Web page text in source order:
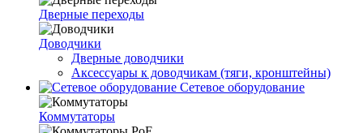
Дверные переходы
Доводчики
Дверные доводчики
Аксессуары к доводчикам (тяги, кронштейны)
Сетевое оборудование
Коммутаторы